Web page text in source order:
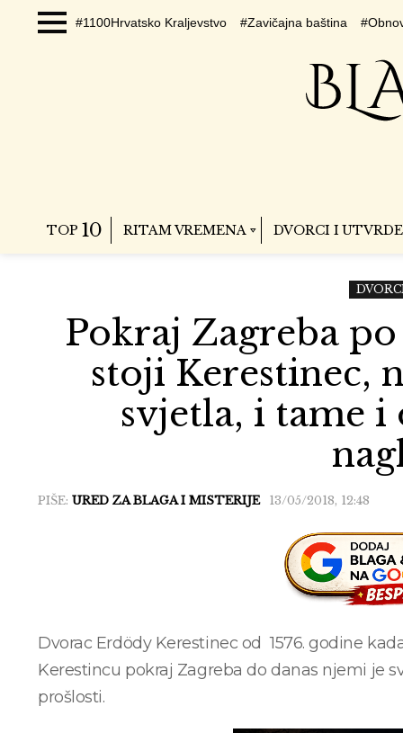
#1100Hrvatsko Kraljevstvo #Zavičajna baština
TOP 10 RITAM VREMENA DVORCI I UTVRDE
Pokraj Zagreba
stoji Kerestinec,
svjetla, i tame
PIŠE: URED ZA BLAGA I MISTERIJE 13/05/2018, 12:48
Dvorac Erdödy Kerestinec od 1576. godine
Kerestincu pokraj Zagreba do danas njemi je
prošlosti.